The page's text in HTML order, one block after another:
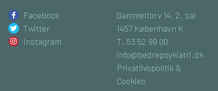
Facebook
Twitter
Instagram
Gammeltorv 14, 2. sal
1457 København K
T. 53 52 99 00
info@bedrepsykiatri.dk
Privatlivspolitik &
Cookies